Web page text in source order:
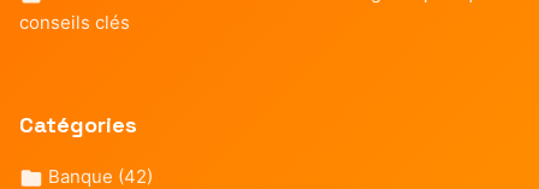
conseils clés
Catégories
Banque (42)